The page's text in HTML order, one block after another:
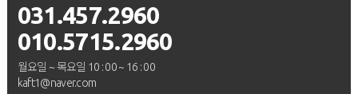
031.457.2960
010.5715.2960
월요일 ~ 목요일 10 : 00 ~ 16 : 00
kaft1@naver.com